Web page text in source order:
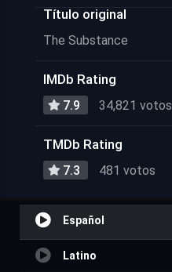
Título original
The Substance
IMDb Rating
7.9 34,821 votos
TMDb Rating
7.3 481 votos
Español
Latino